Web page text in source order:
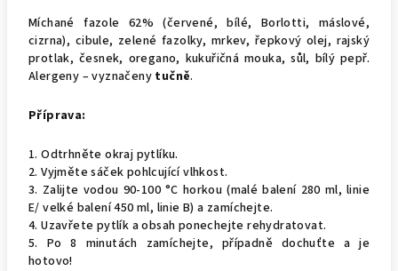
Míchané fazole 62% (červené, bílé, Borlotti, máslové,
cizrna), cibule, zelené fazolky, mrkev, řepkový olej, rajský
protlak, česnek, oregano, kukuřičná mouka, sůl, bílý pepř.
Alergeny – vyznačeny tučně.
Příprava:
1. Odtrhněte okraj pytlíku.
2. Vyjměte sáček pohlcující vlhkost.
3. Zalijte vodou 90-100 °C horkou (malé balení 280 ml, linie
E/ velké balení 450 ml, linie B) a zamíchejte.
4. Uzavřete pytlík a obsah ponechejte rehydratovat.
5. Po 8 minutách zamíchejte, případně dochuťte a je
hotovo!